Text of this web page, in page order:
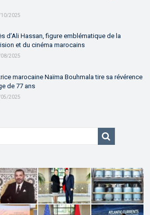
2025
d’Ali Hassan, figure emblématique de la
et du cinéma marocains
2025
marocaine Naïma Bouhmala tire sa révérence
de 77 ans
2025